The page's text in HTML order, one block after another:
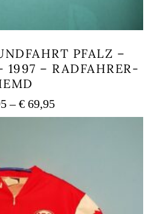
PFALZ –
1997 – RADFAHRER-
–€ 69,95Preisspanne:
€ 59,95
Varianten
auf.
Die
Optionen
können